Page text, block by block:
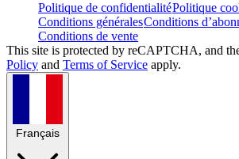
Politique de confidentialitéPolitique
Conditions généralesConditions
Conditions de vente
This site is protected by reCAPTCHA, and
Policy and Terms of Service apply.
Français